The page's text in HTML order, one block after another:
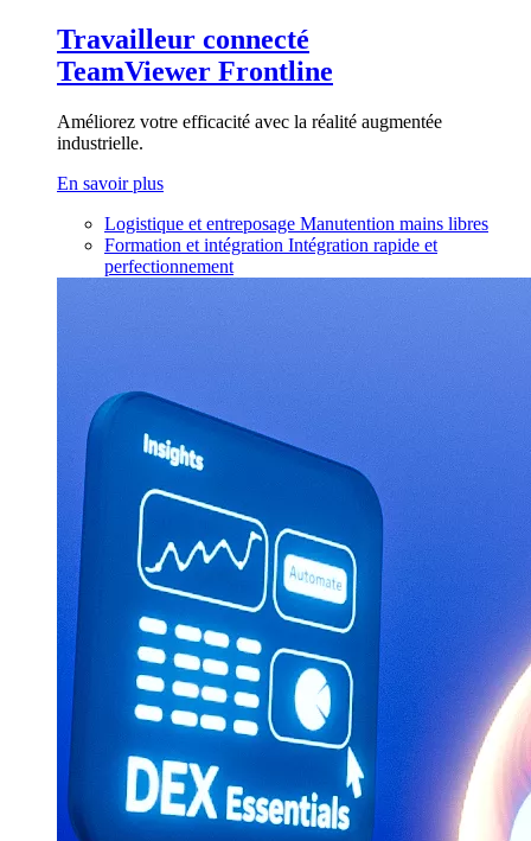
Travailleur connecté
TeamViewer Frontline
Améliorez votre efficacité avec la réalité augmentée
industrielle.
En savoir plus
Logistique et entreposage Manutention mains libres
Formation et intégration Intégration rapide et
perfectionnement